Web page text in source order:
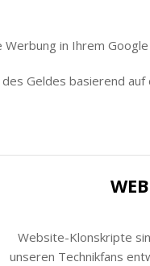
in Ihrem
Geldes basierend
Website-Klonskripte
unseren Technikfans